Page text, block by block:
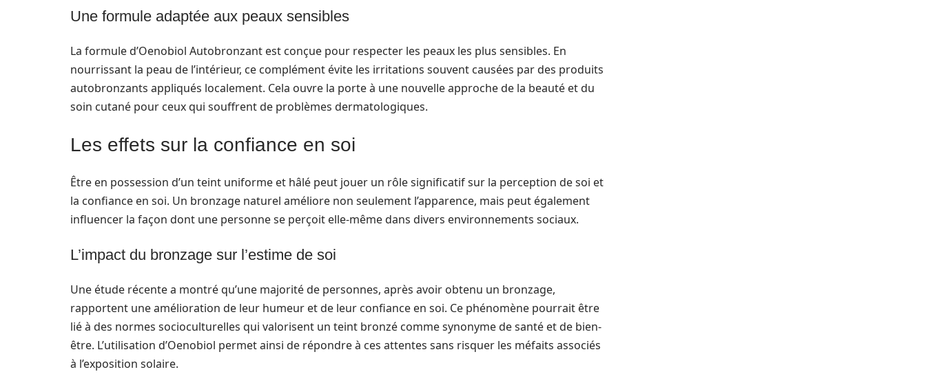
Une formule adaptée aux peaux sensibles
La formule d’Oenobiol Autobronzant est conçue pour respecter les peaux les plus sensibles. En
nourrissant la peau de l’intérieur, ce complément évite les irritations souvent causées par des produits
autobronzants appliqués localement. Cela ouvre la porte à une nouvelle approche de la beauté et du
soin cutané pour ceux qui souffrent de problèmes dermatologiques.
Les effets sur la confiance en soi
Être en possession d’un teint uniforme et hâlé peut jouer un rôle significatif sur la perception de soi et
la confiance en soi. Un bronzage naturel améliore non seulement l’apparence, mais peut également
influencer la façon dont une personne se perçoit elle-même dans divers environnements sociaux.
L’impact du bronzage sur l’estime de soi
Une étude récente a montré qu’une majorité de personnes, après avoir obtenu un bronzage,
rapportent une amélioration de leur humeur et de leur confiance en soi. Ce phénomène pourrait être
lié à des normes socioculturelles qui valorisent un teint bronzé comme synonyme de santé et de bien-
être. L’utilisation d’Oenobiol permet ainsi de répondre à ces attentes sans risquer les méfaits associés
à l’exposition solaire.